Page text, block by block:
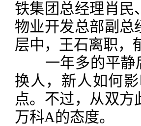
铁集团总经理肖民
物业开发总部副总
层中，王石离职，
一年多的平静
换人，新人如何
点。不过，从双
万科A的态度。